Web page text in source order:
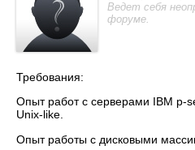
Ведет себя
форуме.
Требования:
Опыт работ с серверами IBM p-
Unix-like.
Опыт работы с дисковыми